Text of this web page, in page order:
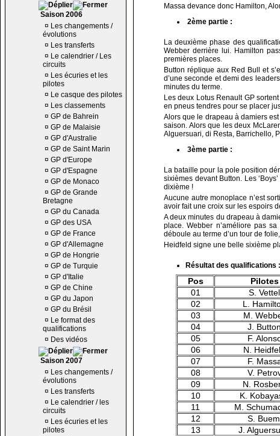
Saison 2006
¤ Les changements /
évolutions
¤ Les transferts
¤ Le calendrier / Les
circuits
¤ Les écuries et les
pilotes
¤ Le casque des pilotes
¤ Les classements
¤ GP de Bahrein
¤ GP de Malaisie
¤ GP d'Australie
¤ GP de Saint Marin
¤ GP d'Europe
¤ GP d'Espagne
¤ GP de Monaco
¤ GP de Grande
Bretagne
¤ GP du Canada
¤ GP des USA
¤ GP de France
¤ GP d'Allemagne
¤ GP de Hongrie
¤ GP de Turquie
¤ GP d'Italie
¤ GP de Chine
¤ GP du Japon
¤ GP du Brésil
¤ Le format des
qualifications
¤ Des vidéos
Saison 2007
¤ Les changements /
évolutions
¤ Les transferts
¤ Le calendrier / les
circuits
¤ Les écuries et les
pilotes
Massa devance donc Hamilton,
2ème partie :
La deuxième phase des
Webber derrière lui. Hamilton
premières places.
Button réplique aux Red Bull et
d’une seconde et demi des
minutes du terme.
Les deux Lotus Renault GP
en pneus tendres pour se placer
Alors que le drapeau à damiers
saison. Alors que les deux
Alguersuari, di Resta, Barrichello,
3ème partie :
La bataille pour la pole position
sixièmes devant Button. Les
dixième !
Aucune autre monoplace n’est
avoir fait une croix sur les espoirs
A deux minutes du drapeau à
place. Webber n’améliore pas
déboule au terme d’un tour de
Heidfeld signe une belle sixième
Résultat des qualifications :
Pos Pilotes
01
S. Vettel
02
L.
03
M.
04
J. Button
05
F.
06
N.
07
F.
08
V.
09
N.
10
K.
11
M.
12
S.
13
J.